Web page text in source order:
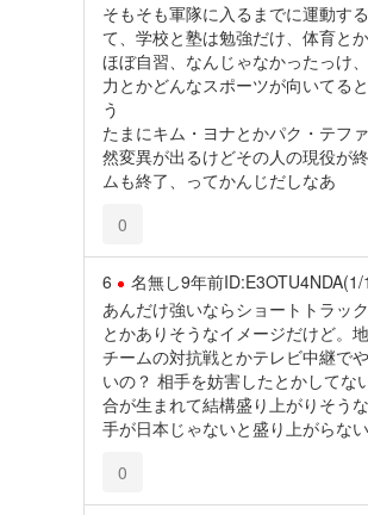
そもそも軍隊に入るまでに運動す
て、学校と塾は勉強だけ、体育と
ほぼ自習、なんじゃなかったっけ
力とかどんなスポーツが向いてる
う
たまにキム・ヨナとかパク・テフ
然変異が出るけどその人の現役が
ムも終了、ってかんじだしなあ
0
6 名無し9年前ID:E3OTU4NDA(1/
あんだけ強いならショートトラッ
とかありそうなイメージだけど。
チームの対抗戦とかテレビ中継で
いの？ 相手を妨害したとかしてな
合が生まれて結構盛り上がりそう
手が日本じゃないと盛り上がらな
0